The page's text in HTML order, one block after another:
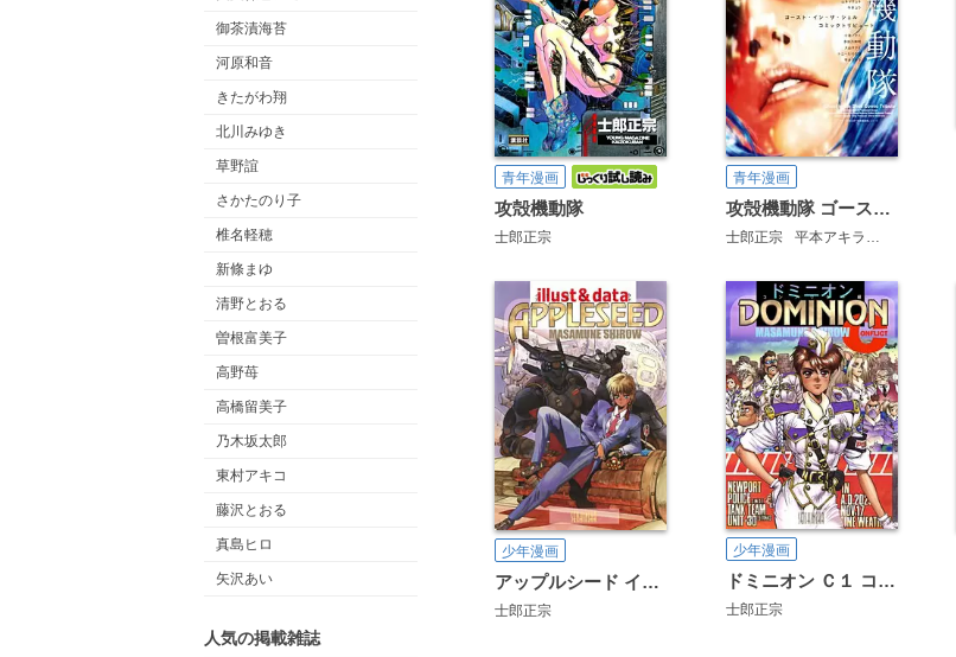
御茶漬海苔
河原和音
きたがわ翔
北川みゆき
草野誼
さかたのり子
椎名軽穂
新條まゆ
清野とおる
曽根富美子
高野苺
高橋留美子
乃木坂太郎
東村アキコ
藤沢とおる
真島ヒロ
矢沢あい
人気の掲載雑誌
青年漫画
攻殻機動隊
士郎正宗
青年漫画
攻殻機動隊 ゴースト・イン・ザ・シェル コミックトリビュート
士郎正宗 平本アキラ 衣谷遊
少年漫画
アップルシード イラスト＆データ
士郎正宗
少年漫画
ドミニオン Ｃ１ コンフリクト編
士郎正宗